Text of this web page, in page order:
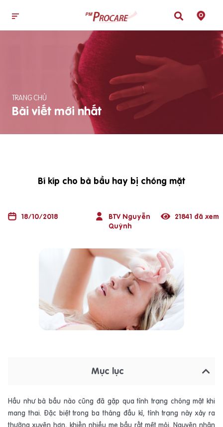
TRANG CHỦ
Bài viết mới nhất
Bí kíp cho bà bầu hay bị chóng mặt
18/10/2018
BTV Nguyễn
Quỳnh
21841 đã xem
Mục lục
Hầu như bà bầu nào cũng đã gặp qua tình trạng chóng mặt khi
mang thai. Đặc biệt trong ba tháng đầu kì, tình trạng này xảy ra
thường xuyên hơn, khiến nhiều mẹ bầu rất mệt mỏi. Nguyên nhân